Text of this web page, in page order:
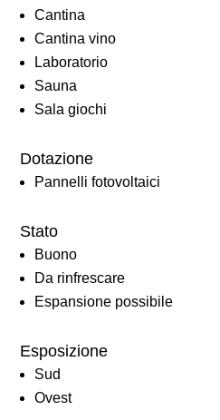
Cantina
Cantina vino
Laboratorio
Sauna
Sala giochi
Dotazione
Pannelli fotovoltaici
Stato
Buono
Da rinfrescare
Espansione possibile
Esposizione
Sud
Ovest